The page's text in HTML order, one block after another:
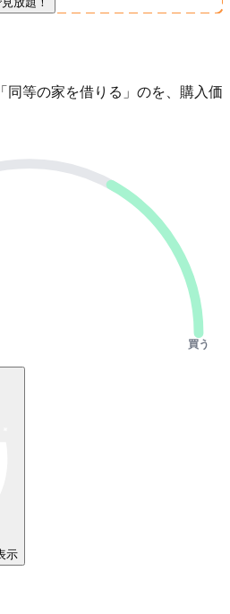
同等の家を借りる」のを、購入価
買う
示